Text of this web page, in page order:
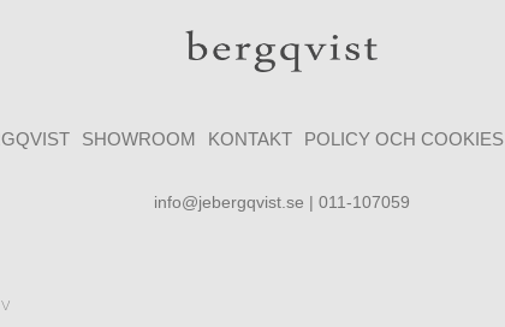
SHOWROOM KONTAKT POLICY OCH COOKIES
info@jebergqvist.se | 011-107059